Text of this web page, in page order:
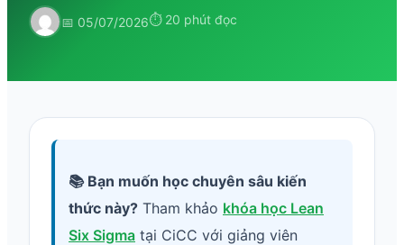
📅 05/07/2026⏱ 20 phút đọc
📚 Bạn muốn học chuyên sâu kiến
thức này? Tham khảo khóa học Lean
Six Sigma tại CiCC với giảng viên